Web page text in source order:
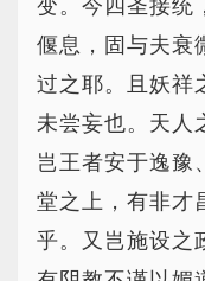
变。今四圣接统
偃息，固与夫衰
过之耶。且妖祥
未尝妄也。天人
岂王者安于逸豫
堂之上，有非才
乎。又岂施设之